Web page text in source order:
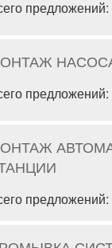
предложений:
предложений:
предложений: